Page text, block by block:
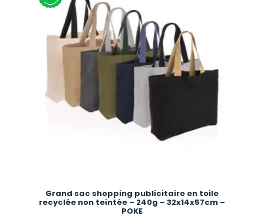
Grand sac shopping publicitaire en toile
recyclée non teintée – 240g – 32x14x57cm –
POKE